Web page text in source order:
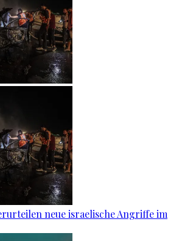
neue israelische Angriffe im